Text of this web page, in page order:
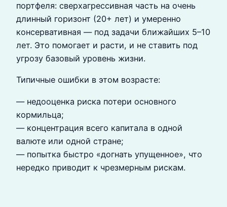
портфеля: сверхагрессивная часть на очень
длинный горизонт (20+ лет) и умеренно
консервативная — под задачи ближайших 5–10
лет. Это помогает и расти, и не ставить под
угрозу базовый уровень жизни.
Типичные ошибки в этом возрасте:
— недооценка риска потери основного
кормильца;
— концентрация всего капитала в одной
валюте или одной стране;
— попытка быстро «догнать упущенное», что
нередко приводит к чрезмерным рискам.